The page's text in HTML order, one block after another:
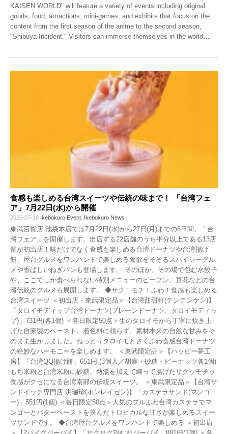
KAISEN WORLD" will feature a variety of events including original
goods, food, attractions, mini-games, and exhibits that focus on the
content from the first season of the anime to the second season,
"Shibuya Incident." Visitors can immerse themselves in the world
食感も楽しめる台湾スイーツや伝統の味まで！ 「台湾フェ
ア」7月22日(水)から開催
2026-07-18 Ikebukuro Event Ikebukuro News
東武百貨店 池袋本店では7月22日(水)から27日(月)までの6日間、「台
湾フェア」を開催します。出店する22店舗のうち半分以上である13店
舗が初出店！味だけでなく食感も楽しめる台湾ドーナツや台湾揚げ
餅、屋台グルメをワンハンドで楽しめる食欲をそそるスパイシーグル
メや香ばしいねぎパンも登場します。 そのほか、その場で包む水餃子
や、ここでしか食べられない特別メニューのビーフン、豆花などの台
湾伝統のグルメも展開します。 ◆サク！モチ！ふわ！食感も楽しめる
台湾スイーツ ＜初出店・東武限定品＞【台湾甜甜軒(テンテンケン)】
「タロイモディップ台湾ドーナツ(プレーンドーナツ、タロイモディッ
プ)」731円(各1個) ＜各日限定50点＞生のタロイモから丁寧に炊き上
げた自家製のペースト。着色料に頼らず、素材本来の自然な甘みをそ
のまま生かしました。ねっとりタロイモとさくふわ食感台湾ドーナツ
の絶妙なハーモニーを楽しめます。 ＜東武限定品＞【ハッピー夢工
房】「台湾QQ揚げ餅」651円 (3個入／胡麻・砂糖・ピーナッツ各1個)
もち米粉と台湾米粉に砂糖、熱湯を加えて練って揚げたサクッモチッ
食感がクセになる台湾南部の伝統スイーツ。 ＜東武限定品＞【台湾サ
ンドイッチ専門店 洪瑞珍(ホンレイゼン)】「カステラサンド(マンゴ
ー)」551円(1個) ＜各日限定50点＞人気のプルふわ台湾カステラでマ
ンゴーとバターペーストを挟んだトロピカルな甘さが楽しめるスイー
ツサンドです。 ◆台湾屋台グルメをワンハンドで楽しめる ＜初出店